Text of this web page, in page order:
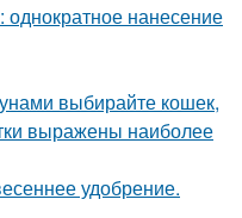
нанесение
выбирайте кошек,
выражены наиболее
удобрение.